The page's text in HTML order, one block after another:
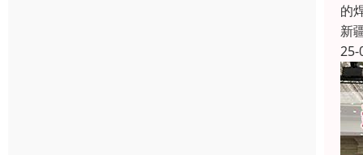
的
新
25-